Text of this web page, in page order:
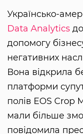
Українсько-
Data Analytics
допомогу
негативних
Вона відкрила
платформи
полів EOS
мали більше
повідомила